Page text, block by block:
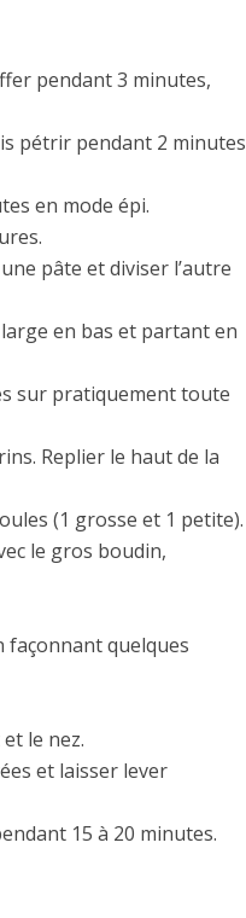
pendant 3 minutes,
pétrir pendant 2 minutes
en mode épi.
pâte et diviser l’autre
en bas et partant en
sur pratiquement toute
Replier le haut de la
(1 grosse et 1 petite).
le gros boudin,
façonnant quelques
le nez.
et laisser lever
15 à 20 minutes.